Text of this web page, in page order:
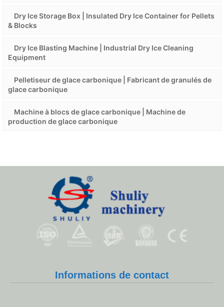
Dry Ice Storage Box | Insulated Dry Ice Container for Pellets
& Blocks
Dry Ice Blasting Machine | Industrial Dry Ice Cleaning
Equipment
Pelletiseur de glace carbonique | Fabricant de granulés de
glace carbonique
Machine à blocs de glace carbonique | Machine de
production de glace carbonique
Informations de contact
Email